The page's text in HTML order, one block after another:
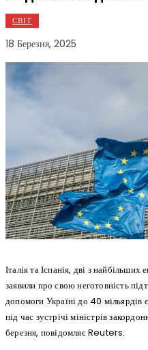
СВІТ
18 Березня, 2025
Італія та Іспанія, дві з
заявили про свою неготовність
допомоги Україні до 40
під час зустрічі міністрів
березня, повідомляє Reuters.